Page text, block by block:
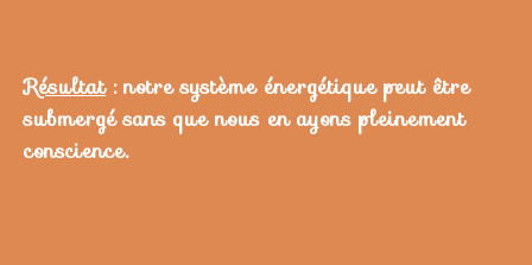
Résultat: notre système énergétique peut être
submergé sans que nous en ayons pleinement
conscience.